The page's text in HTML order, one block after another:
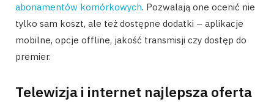
abonamentów komórkowych. Pozwalają one ocenić nie
tylko sam koszt, ale też dostępne dodatki – aplikacje
mobilne, opcje offline, jakość transmisji czy dostęp do
premier.
Telewizja i internet najlepsza oferta